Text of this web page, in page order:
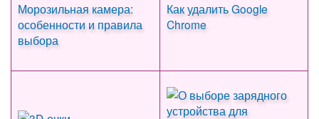
Морозильная камера:
особенности и правила
выбора
Как удалить Google
Chrome